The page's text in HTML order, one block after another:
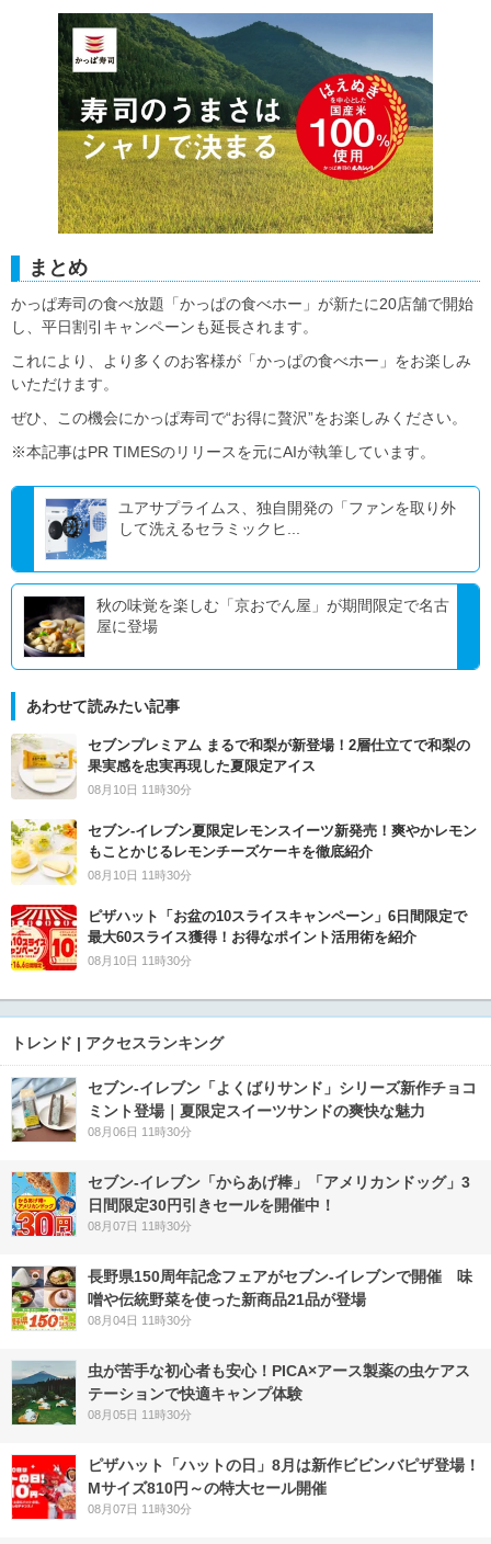
まとめ
かっぱ寿司の食べ放題「かっぱの食べホー」が新たに20店舗で開始
し、平日割引キャンペーンも延長されます。
これにより、より多くのお客様が「かっぱの食べホー」をお楽しみ
いただけます。
ぜひ、この機会にかっぱ寿司で“お得に贅沢”をお楽しみください。
※本記事はPR TIMESのリリースを元にAIが執筆しています。
ユアサプライムス、独自開発の「ファンを取り外
して洗えるセラミックヒ...
秋の味覚を楽しむ「京おでん屋」が期間限定で名古
屋に登場
あわせて読みたい記事
セブンプレミアム まるで和梨が新登場！2層仕立てで和梨の
果実感を忠実再現した夏限定アイス
08月10日 11時30分
セブン‐イレブン夏限定レモンスイーツ新発売！爽やかレモン
もことかじるレモンチーズケーキを徹底紹介
08月10日 11時30分
ピザハット「お盆の10スライスキャンペーン」6日間限定で
最大60スライス獲得！お得なポイント活用術を紹介
08月10日 11時30分
トレンド | アクセスランキング
セブン‐イレブン「よくばりサンド」シリーズ新作チョコ
ミント登場｜夏限定スイーツサンドの爽快な魅力
08月06日 11時30分
セブン‐イレブン「からあげ棒」「アメリカンドッグ」3
日間限定30円引きセールを開催中！
08月07日 11時30分
長野県150周年記念フェアがセブン-イレブンで開催 味
噌や伝統野菜を使った新商品21品が登場
08月04日 11時30分
虫が苦手な初心者も安心！PICA×アース製薬の虫ケアス
テーションで快適キャンプ体験
08月05日 11時30分
ピザハット「ハットの日」8月は新作ビビンバピザ登場！
Mサイズ810円～の特大セール開催
08月07日 11時30分